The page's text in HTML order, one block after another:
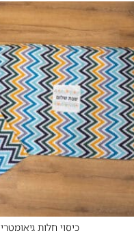
כיסוי חלות גיאומטרי